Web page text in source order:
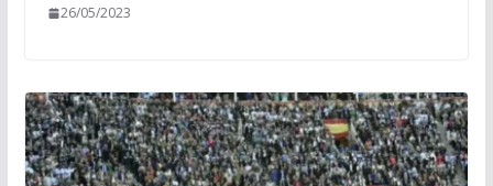
26/05/2023